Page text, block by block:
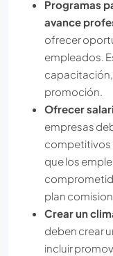
Programas
avance
ofrecer
empleados.
promoción.
Ofrecer
empresas
competitivos
que los
plan
Crear un
deben crear
incluir